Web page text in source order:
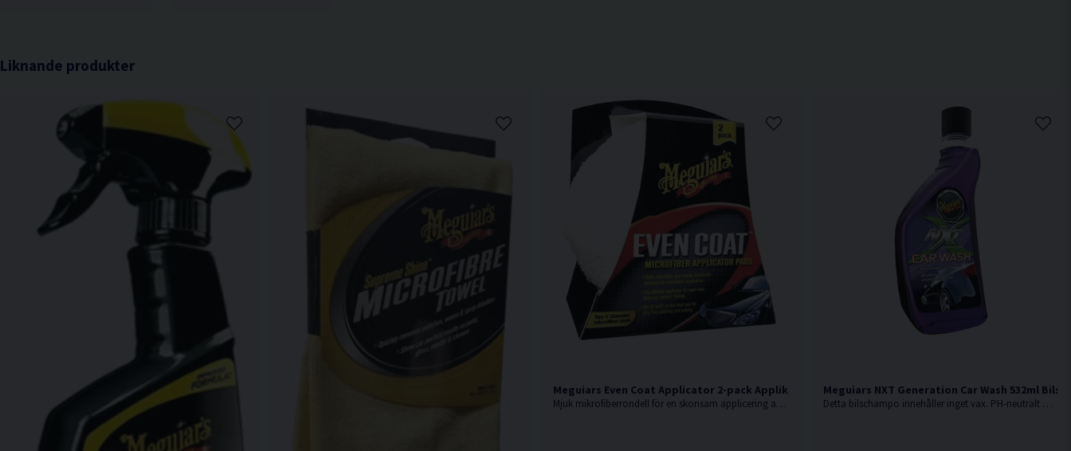
Liknande produkter
Meguiars Even Coat Applicator 2-pack Applikatorpad Av Mikrofiber
Mjuk mikrofiberrondell för en skonsam applicering av exempelvis vax, polish och lätt slipande produkter.
Meguiars NXT Generation Car Wash 532ml
Detta bilschampo innehåller inget vax. PH-neutralt och skonsamt för lacken.